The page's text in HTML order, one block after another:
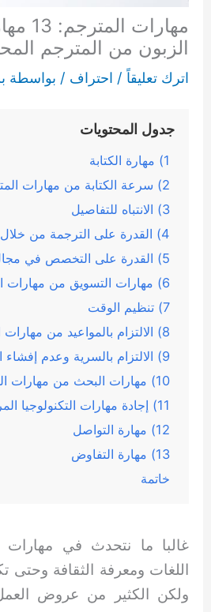
الزبون من المترجم
اترك تعليقاً / احتراف / بواسطة
جدول المحتويات
1) مهارة الكتابة
3) الانتباه للتفاصيل
7) تنظيم الوقت
9) الالتزام بالسرية وعدم إفشاء المعلومات
11) إجادة مهارات التكنولوجيا المرتبطة بالترجمة
12) مهارة التواصل
13) مهارة التفاوض
خاتمة
غالبا ما نتحدث في مهارات
اللغات ومعرفة الثقافة وحتى
ولكن الكثير من عروض